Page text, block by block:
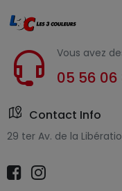
Vous avez
05 56 06
Contact Info
29 ter Av. de la